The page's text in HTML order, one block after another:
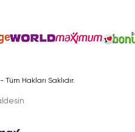
- Tüm Hakları Saklıdır.